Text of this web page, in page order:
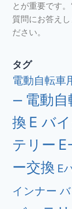
とが重要です
質問にお答え
ださい。
タグ
電動自転車
ー 電動
換 E バ
テリー
ー交換 E
インナー